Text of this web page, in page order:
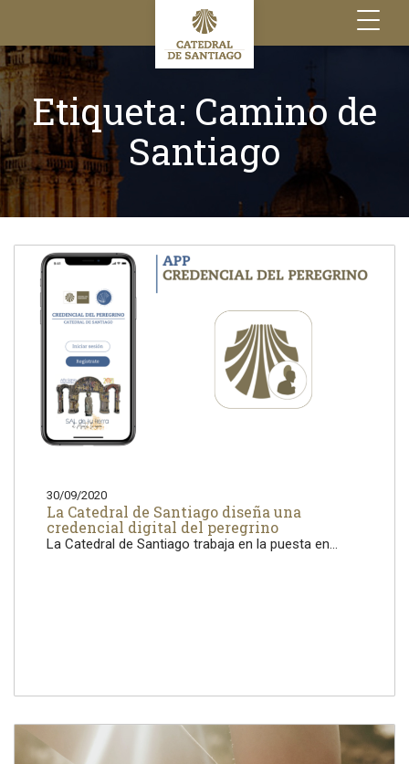
Toggle
navigation
Etiqueta: Camino de
Santiago
30/09/2020
La Catedral de Santiago diseña una
credencial digital del peregrino
La Catedral de Santiago trabaja en la puesta en...